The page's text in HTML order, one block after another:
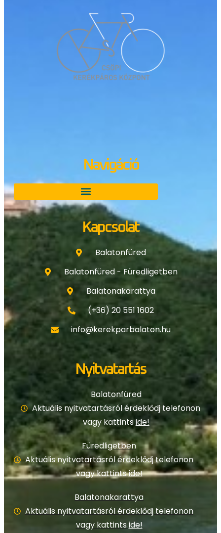
Navigáció
Kapcsolat
Balatonfüred
Balatonfüred - Füredligetben
Balatonakarattya
(+36) 20 551 1602
info@kerekparbalaton.hu
Nyitvatartás
Balatonfüred
Aktuális nyitvatartásról érdeklődj telefonon
vagy kattintside!
Füredligetben
Aktuális nyitvatartásról érdeklődj telefonon
vagy kattintside!
Balatonakarattya
Aktuális nyitvatartásról érdeklődj telefonon
vagy kattintside!